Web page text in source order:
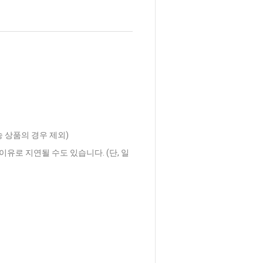
상품의 경우 제외)
유로 지연될 수도 있습니다. (단, 일